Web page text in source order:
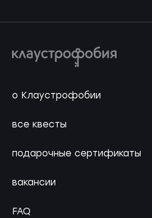
о Клаустрофобии
все квесты
подарочные сертификаты
вакансии
FAQ